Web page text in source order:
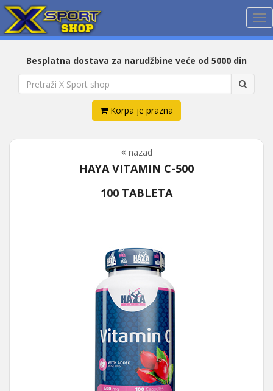
Besplatna dostava za narudžbine veće od 5000 din
Korpa je prazna
nazad
HAYA VITAMIN C-500
100 TABLETA